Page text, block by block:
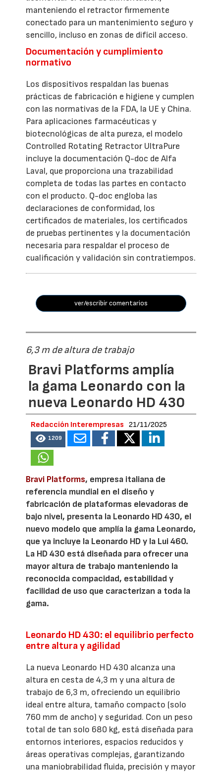
manteniendo el retractor firmemente
conectado para un mantenimiento seguro y
sencillo, incluso en zonas de difícil acceso.
Documentación y cumplimiento
normativo
Los dispositivos respaldan las buenas
prácticas de fabricación e higiene y cumplen
con las normativas de la FDA, la UE y China.
Para aplicaciones farmacéuticas y
biotecnológicas de alta pureza, el modelo
Controlled Rotating Retractor UltraPure
incluye la documentación Q-doc de Alfa
Laval, que proporciona una trazabilidad
completa de todas las partes en contacto
con el producto. Q-doc engloba las
declaraciones de conformidad, los
certificados de materiales, los certificados
de pruebas pertinentes y la documentación
necesaria para respaldar el proceso de
cualificación y validación sin contratiempos.
ver/escribir comentarios
6,3 m de altura de trabajo
Bravi Platforms amplía
la gama Leonardo con la
nueva Leonardo HD 430
Redacción Interempresas 21/11/2025
1209
Bravi Platforms, empresa italiana de
referencia mundial en el diseño y
fabricación de plataformas elevadoras de
bajo nivel, presenta la Leonardo HD 430, el
nuevo modelo que amplía la gama Leonardo,
que ya incluye la Leonardo HD y la Lui 460.
La HD 430 está diseñada para ofrecer una
mayor altura de trabajo manteniendo la
reconocida compacidad, estabilidad y
facilidad de uso que caracterizan a toda la
gama.
Leonardo HD 430: el equilibrio perfecto
entre altura y agilidad
La nueva Leonardo HD 430 alcanza una
altura en cesta de 4,3 m y una altura de
trabajo de 6,3 m, ofreciendo un equilibrio
ideal entre altura, tamaño compacto (solo
760 mm de ancho) y seguridad. Con un peso
total de tan solo 680 kg, está diseñada para
entornos interiores, espacios reducidos y
áreas operativas complejas, garantizando
una maniobrabilidad fluida, precisión y mayor